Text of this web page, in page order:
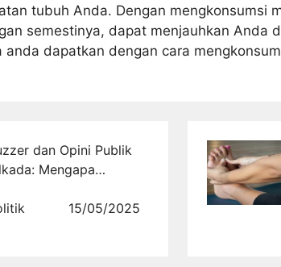
tubuh Anda. Dengan mengkonsumsi
semestinya, dapat menjauhkan Anda
anda dapatkan dengan cara
dan Opini Publik
Mengapa
Analisis Terpercaya
15/05/2025